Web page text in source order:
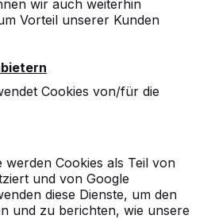
wir auch weiterhin
Vorteil unserer Kunden
Cookies von/für die
werden Cookies als Teil von
und von Google
diese Dienste, um den
und zu berichten, wie unsere
Sie in ganz Europa
Sehen Sie hier, wo Sie
in Ihrer Nähe finden.